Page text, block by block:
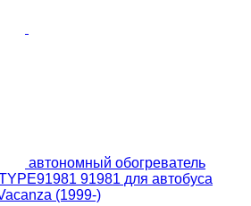
автономный обогреватель
91981 для автобуса
(1999-)